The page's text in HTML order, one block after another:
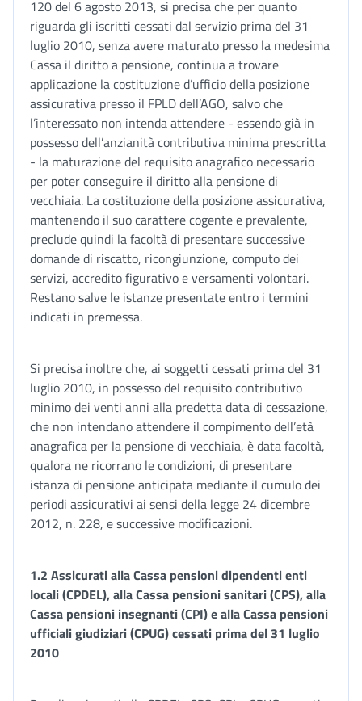
120 del 6 agosto 2013, si precisa che per quanto
riguarda gli iscritti cessati dal servizio prima del 31
luglio 2010, senza avere maturato presso la medesima
Cassa il diritto a pensione, continua a trovare
applicazione la costituzione d’ufficio della posizione
assicurativa presso il FPLD dell’AGO, salvo che
l’interessato non intenda attendere - essendo già in
possesso dell’anzianità contributiva minima prescritta
- la maturazione del requisito anagrafico necessario
per poter conseguire il diritto alla pensione di
vecchiaia. La costituzione della posizione assicurativa,
mantenendo il suo carattere cogente e prevalente,
preclude quindi la facoltà di presentare successive
domande di riscatto, ricongiunzione, computo dei
servizi, accredito figurativo e versamenti volontari.
Restano salve le istanze presentate entro i termini
indicati in premessa.
Si precisa inoltre che, ai soggetti cessati prima del 31
luglio 2010, in possesso del requisito contributivo
minimo dei venti anni alla predetta data di cessazione,
che non intendano attendere il compimento dell’età
anagrafica per la pensione di vecchiaia, è data facoltà,
qualora ne ricorrano le condizioni, di presentare
istanza di pensione anticipata mediante il cumulo dei
periodi assicurativi ai sensi della legge 24 dicembre
2012, n. 228, e successive modificazioni.
1.2 Assicurati alla Cassa pensioni dipendenti enti
locali (CPDEL), alla Cassa pensioni sanitari (CPS), alla
Cassa pensioni insegnanti (CPI) e alla Cassa pensioni
ufficiali giudiziari (CPUG)cessati prima del 31 luglio
2010